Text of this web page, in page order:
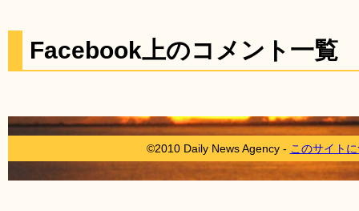
Facebook上のコメント一覧
©2010 Daily News Agency - このサイト